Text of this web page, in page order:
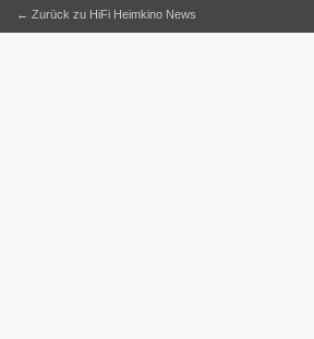
← Zurück zu HiFi Heimkino News